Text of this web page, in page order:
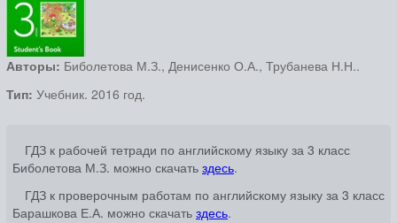
Авторы: Биболетова М.З., Денисенко О.А., Трубанева Н.Н..
Тип: Учебник. 2016 год.
ГДЗ к рабочей тетради по английскому языку за 3 класс
Биболетова М.З. можно скачать здесь.
ГДЗ к проверочным работам по английскому языку за 3 класс
Барашкова Е.А. можно скачать здесь.